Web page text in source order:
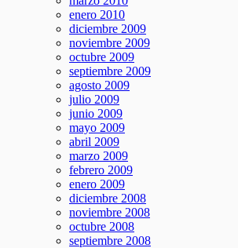
enero 2010
diciembre 2009
noviembre 2009
octubre 2009
septiembre 2009
agosto 2009
julio 2009
junio 2009
mayo 2009
abril 2009
marzo 2009
febrero 2009
enero 2009
diciembre 2008
noviembre 2008
octubre 2008
septiembre 2008